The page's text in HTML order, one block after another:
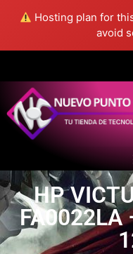
Hosting plan for
avoid
- Medellín
HP
FA0022LA